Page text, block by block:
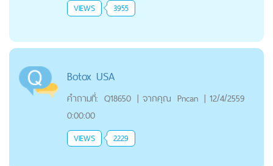
VIEWS 3955
Botox USA
คำถามที่: Q18650 | จากคุณ Pncan | 12/4/2559
0:00:00
VIEWS 2229